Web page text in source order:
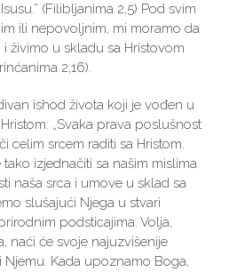
(Filibljanima 2,5) Pod svim
ili nepovoljnim, mi moramo da
živimo u skladu sa Hristovom
2,16).
ishod života koji je vođen u
„Svaka prava poslušnost
celim srcem raditi sa Hristom.
izjednačiti sa našim mislima
naša srca i umove u sklad sa
slušajući Njega u stvari
podsticajima. Volja,
naći će svoje najuzvišenije
Kada upoznamo Boga,